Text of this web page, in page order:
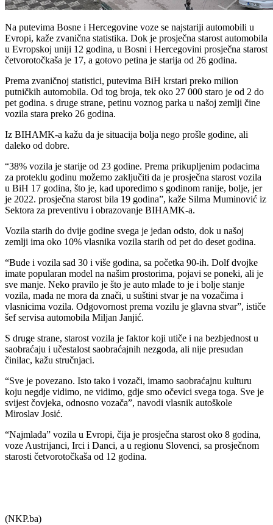
Na putevima Bosne i Hercegovine voze se najstariji automobili u
Evropi, kaže zvanična statistika. Dok je prosječna starost automobila
u Evropskoj uniji 12 godina, u Bosni i Hercegovini prosječna starost
četvorotočkaša je 17, a gotovo petina je starija od 26 godina.
Prema zvaničnoj statistici, putevima BiH krstari preko milion
putničkih automobila. Od tog broja, tek oko 27 000 staro je od 2 do
pet godina. s druge strane, petinu voznog parka u našoj zemlji čine
vozila stara preko 26 godina.
Iz BIHAMK-a kažu da je situacija bolja nego prošle godine, ali
daleko od dobre.
“38% vozila je starije od 23 godine. Prema prikupljenim podacima
za proteklu godinu možemo zaključiti da je prosječna starost vozila
u BiH 17 godina, što je, kad uporedimo s godinom ranije, bolje, jer
je 2022. prosječna starost bila 19 godina”, kaže Silma Muminović iz
Sektora za preventivu i obrazovanje BIHAMK-a.
Vozila starih do dvije godine svega je jedan odsto, dok u našoj
zemlji ima oko 10% vlasnika vozila starih od pet do deset godina.
“Bude i vozila sad 30 i više godina, sa početka 90-ih. Dolf dvojke
imate popularan model na našim prostorima, pojavi se poneki, ali je
sve manje. Neko pravilo je što je auto mlađe to je i bolje stanje
vozila, mada ne mora da znači, u suštini stvar je na vozačima i
vlasnicima vozila. Odgovornost prema vozilu je glavna stvar”, ističe
šef servisa automobila Miljan Janjić.
S druge strane, starost vozila je faktor koji utiče i na bezbjednost u
saobraćaju i učestalost saobraćajnih nezgoda, ali nije presudan
činilac, kažu stručnjaci.
“Sve je povezano. Isto tako i vozači, imamo saobraćajnu kulturu
koju negdje vidimo, ne vidimo, gdje smo očevici svega toga. Sve je
svijest čovjeka, odnosno vozača”, navodi vlasnik autoškole
Miroslav Josić.
“Najmlađa” vozila u Evropi, čija je prosječna starost oko 8 godina,
voze Austrijanci, Irci i Danci, a u regionu Slovenci, sa prosječnom
starosti četvorotočkaša od 12 godina.
(NKP.ba)